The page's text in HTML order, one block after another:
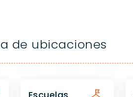
de ubicaciones